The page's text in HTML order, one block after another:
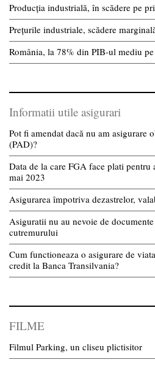
Producția industrială, în scădere pe
Prețurile industriale, scădere
România, la 78% din PIB-ul mediu
Informatii utile asigurari
Pot fi amendat dacă nu am asigurare
(PAD)?
Data de la care FGA face plati
mai 2023
Asigurarea împotriva dezastrelor,
Asiguratii nu au nevoie de
cutremurului
Cum functioneaza o asigurare de
credit la Banca Transilvania?
FILME
Filmul Parking, un cliseu plictisitor